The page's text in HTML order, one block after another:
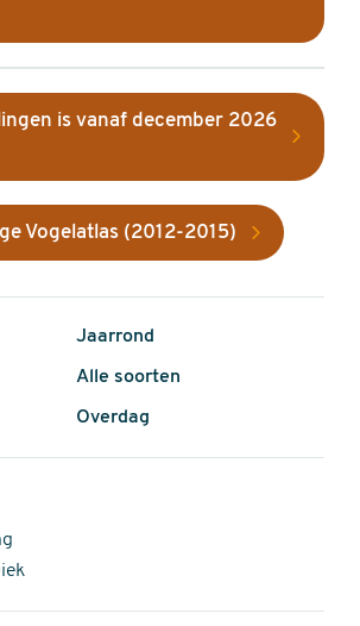
is vanaf december 2026
Vogelatlas (2012-2015)
Jaarrond
Alle soorten
Overdag